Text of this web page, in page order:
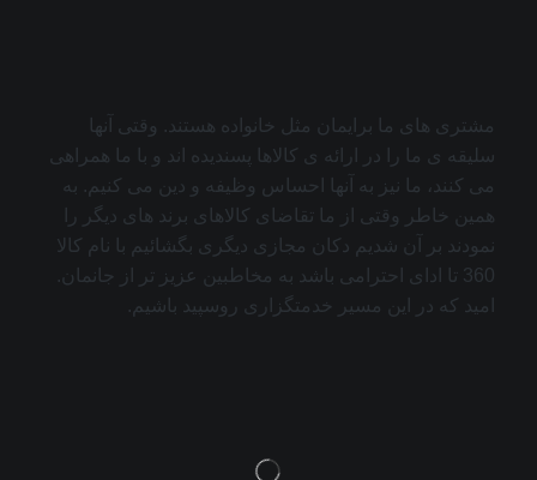
مشتری های ما برایمان مثل خانواده هستند. وقتی آنها
سلیقه ی ما را در ارائه ی کالاها پسندیده اند و با ما همراهی
می کنند، ما نیز به آنها احساس وظیفه و دین می کنیم. به
همین خاطر وقتی از ما تقاضای کالاهای برند های دیگر را
نمودند بر آن شدیم دکان مجازی دیگری بگشائیم با نام کالا
360 تا ادای احترامی باشد به مخاطبین عزیز تر از جانمان.
امید که در این مسیر خدمتگزاری روسپید باشیم.